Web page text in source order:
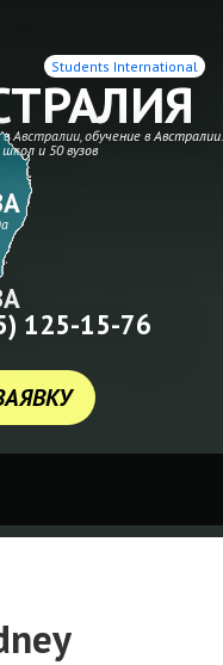
Австралии, обучение в Австралии.
и 50 вузов
Students International
125-15-76